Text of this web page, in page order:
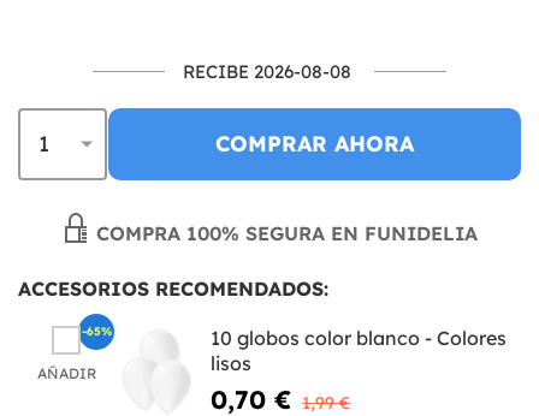
RECIBE 2026-08-08
COMPRAR AHORA
COMPRA 100% SEGURA EN FUNIDELIA
ACCESORIOS RECOMENDADOS:
AÑADIR
10 globos color blanco - Colores
lisos
0,70 € 1,99 €
-65%